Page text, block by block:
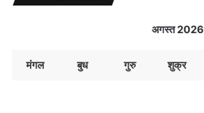
अगस्त 2026
मंगल बुध गुरु शुक्र